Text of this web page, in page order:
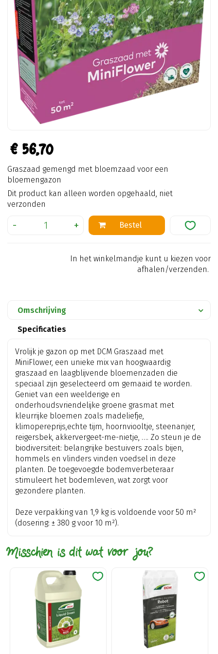
€ 56,70
Graszaad gemengd met bloemzaad voor een
bloemengazon
Dit product kan alleen worden opgehaald, niet
verzonden
In het winkelmandje kunt u kiezen voor
afhalen/verzenden.
Omschrijving
Specificaties
Vrolijk je gazon op met DCM Graszaad met
MiniFlower, een unieke mix van hoogwaardig
graszaad en laagblijvende bloemenzaden die
speciaal zijn geselecteerd om gemaaid te worden.
Geniet van een weelderige en
onderhoudsvriendelijke groene grasmat met
kleurrijke bloemen zoals madeliefje,
klimopereprijs,echte tijm, hoornviooltje, steenanjer,
reigersbek, akkervergeet-me-nietje, …. Zo steun je de
biodiversiteit: belangrijke bestuivers zoals bijen,
hommels en vlinders vinden voedsel in deze
planten. De toegevoegde bodemverbeteraar
stimuleert het bodemleven, wat zorgt voor
gezondere planten.
Deze verpakking van 1,9 kg is voldoende voor 50 m²
(dosering: ± 380 g voor 10 m²).
Misschien is dit wat voor jou?